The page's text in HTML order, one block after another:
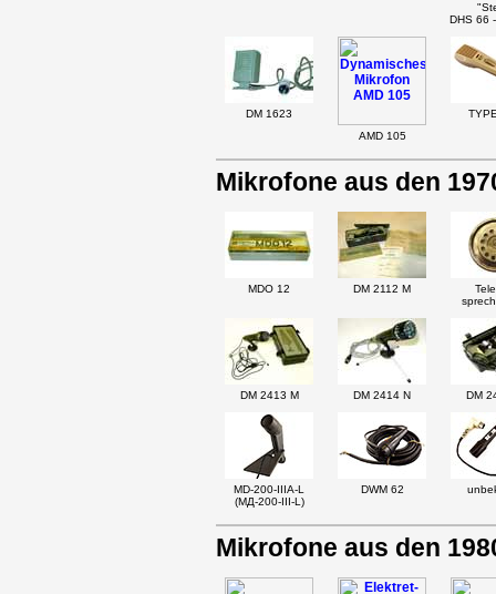
DHS 66
DM 1623
AMD 105
Mikrofone aus den
MDO 12 DM 2112 M
DM 2413 M DM 2414 N DM
MD-200-IIIA-L
(MД-200-III-L)
DWM 62
Mikrofone aus den